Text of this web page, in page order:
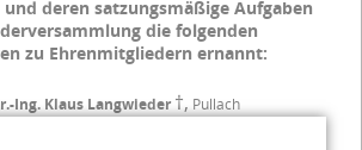
deren satzungsmäßige Aufgaben
die folgenden
zu Ehrenmitgliedern ernannt:
Ing. Klaus Langwieder †, Pullach